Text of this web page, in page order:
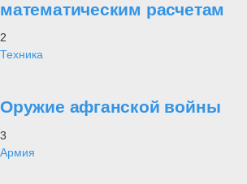
математическим расчетам
2
Техника
Оружие афганской войны
3
Армия